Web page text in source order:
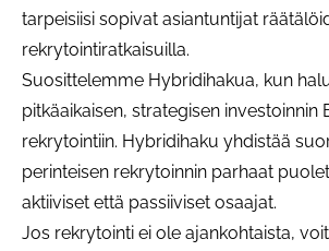
tarpeisiisi sopivat asiantuntijat
rekrytointiratkaisuilla.
Suosittelemme Hybridihakua, kun
pitkäaikaisen, strategisen investoinnin
rekrytointiin. Hybridihaku yhdistää
perinteisen rekrytoinnin parhaat
aktiiviset että passiiviset osaajat.
Jos rekrytointi ei ole ajankohtaista,